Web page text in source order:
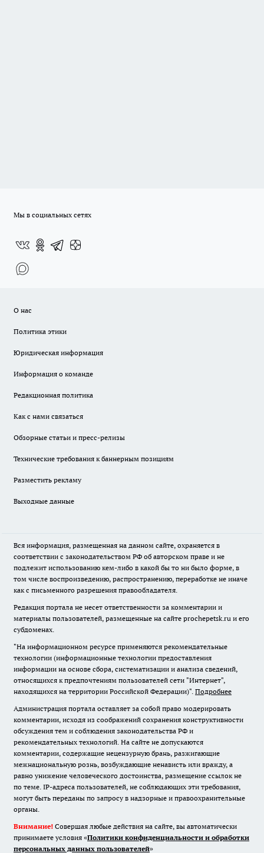
Мы в социальных сетях
О нас
Политика этики
Юридическая информация
Информация о команде
Редакционная политика
Как с нами связаться
Обзорные статьи и пресс-релизы
Технические требования к баннерным позициям
Разместить рекламу
Выходные данные
Вся информация, размещенная на данном сайте, охраняется в
соответствии с законодательством РФ об авторском праве и не
подлежит использованию кем-либо в какой бы то ни было форме, в
том числе воспроизведению, распространению, переработке не иначе
как с письменного разрешения правообладателя.
Редакция портала не несет ответственности за комментарии и
материалы пользователей, размещенные на сайте prochepetsk.ru и его
субдоменах.
"На информационном ресурсе применяются рекомендательные
технологии (информационные технологии предоставления
информации на основе сбора, систематизации и анализа сведений,
относящихся к предпочтениям пользователей сети "Интернет",
находящихся на территории Российской Федерации)". Подробнее
Администрация портала оставляет за собой право модерировать
комментарии, исходя из соображений сохранения конструктивности
обсуждения тем и соблюдения законодательства РФ и
рекомендательных технологий. На сайте не допускаются
комментарии, содержащие нецензурную брань, разжигающие
межнациональную рознь, возбуждающие ненависть или вражду, а
равно унижение человеческого достоинства, размещение ссылок не
по теме. IP-адреса пользователей, не соблюдающих эти требования,
могут быть переданы по запросу в надзорные и правоохранительные
органы.
Внимание! Совершая любые действия на сайте, вы автоматически
принимаете условия «Политики конфиденциальности и обработки
персональных данных пользователей»